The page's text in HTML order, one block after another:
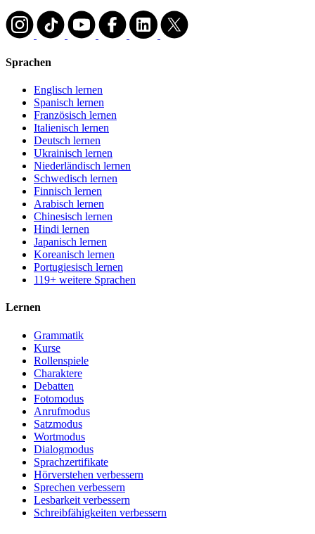
Sprachen
Englisch lernen
Spanisch lernen
Französisch lernen
Italienisch lernen
Deutsch lernen
Ukrainisch lernen
Niederländisch lernen
Schwedisch lernen
Finnisch lernen
Arabisch lernen
Chinesisch lernen
Hindi lernen
Japanisch lernen
Koreanisch lernen
Portugiesisch lernen
119+ weitere Sprachen
Lernen
Grammatik
Kurse
Rollenspiele
Charaktere
Debatten
Fotomodus
Anrufmodus
Satzmodus
Wortmodus
Dialogmodus
Sprachzertifikate
Hörverstehen verbessern
Sprechen verbessern
Lesbarkeit verbessern
Schreibfähigkeiten verbessern